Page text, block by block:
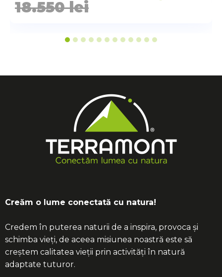
18.550lei
Creăm o lume conectată cu natura!
Credem în puterea naturii de a inspira, provoca și
schimba vieți, de aceea misiunea noastră este să
creștem calitatea vieții prin activități în natură
adaptate tuturor.